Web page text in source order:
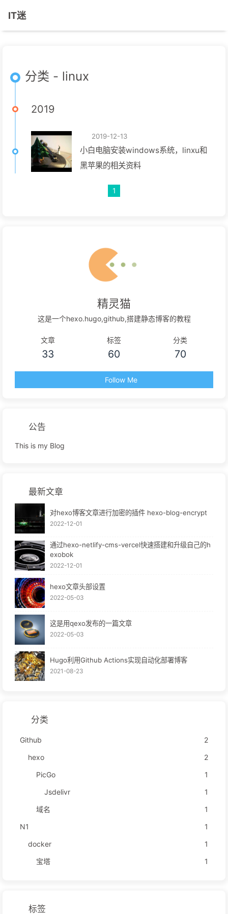
IT迷
分类 - linux
2019
2019-12-13
小白电脑安装windows系统，linxu和
黑苹果的相关资料
1
精灵猫
这是一个hexo.hugo,github,搭建静态博客的教程
文章
33
标签
60
分类
70
Follow Me
公告
This is my Blog
最新文章
对hexo博客文章进行加密的插件 hexo-blog-encrypt
2022-12-01
通过hexo-netlify-cms-vercel快速搭建和升级自己的h
exobok
2022-12-01
hexo文章头部设置
2022-05-03
这是用qexo发布的一篇文章
2022-05-03
Hugo利用Github Actions实现自动化部署博客
2021-08-23
分类
Github
2
hexo
2
PicGo
1
Jsdelivr
1
域名
1
N1
1
docker
1
宝塔
1
标签